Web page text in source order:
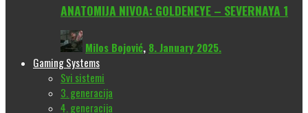
ANATOMIJA NIVOA: GOLDENEYE – SEVERNAYA 1
Milos Bojović, 8. January 2025.
Gaming Systems
Svi sistemi
3. generacija
4. generacija